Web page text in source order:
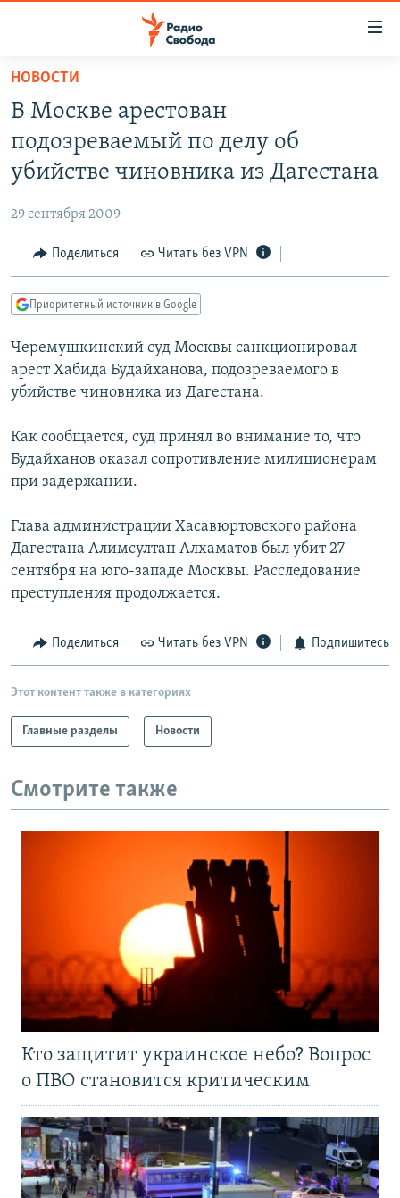
упрощенного
доступа
основному
Вернутся
Вернутся
поиску
АВТОРСКИЕ ПРОЕКТЫ
МНЕНИЯ
КУЛЬТУРА
КАВКАЗ.РЕАЛИИ
СЕВЕР.РЕАЛИИ
СИБИРЬ.РЕАЛИИ
ПОДПИШИТЕСЬ НА РАССЫЛКУ
НОВОСТИ
В Москве арестован
подозреваемый по делу об
убийстве чиновника из Дагестана
29 сентября 2009
Поделиться Читать без VPN
Приоритетный источник в Google
Черемушкинский суд Москвы санкционировал
арест Хабида Будайханова, подозреваемого в
убийстве чиновника из Дагестана.
Как сообщается, суд принял во внимание то, что
Будайханов оказал сопротивление милиционерам
при задержании.
Глава администрации Хасавюртовского района
Дагестана Алимсултан Алхаматов был убит 27
сентября на юго-западе Москвы. Расследование
преступления продолжается.
Поделиться Читать без VPN Подпишитесь
Этот контент также в категориях
Главные разделы Новости
Смотрите также
Кто защитит украинское небо? Вопрос
о ПВО становится критическим